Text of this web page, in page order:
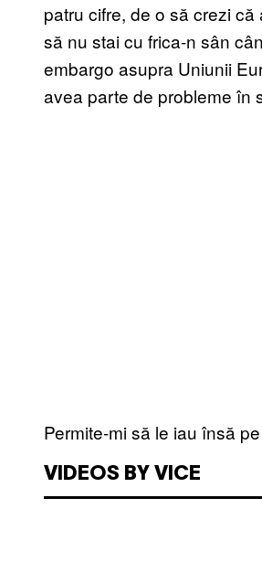
patru cifre, de o să crezi
să nu stai cu frica-n sân
embargo asupra Uniunii
avea parte de probleme în
Permite-mi să le iau însă
VIDEOS BY VICE